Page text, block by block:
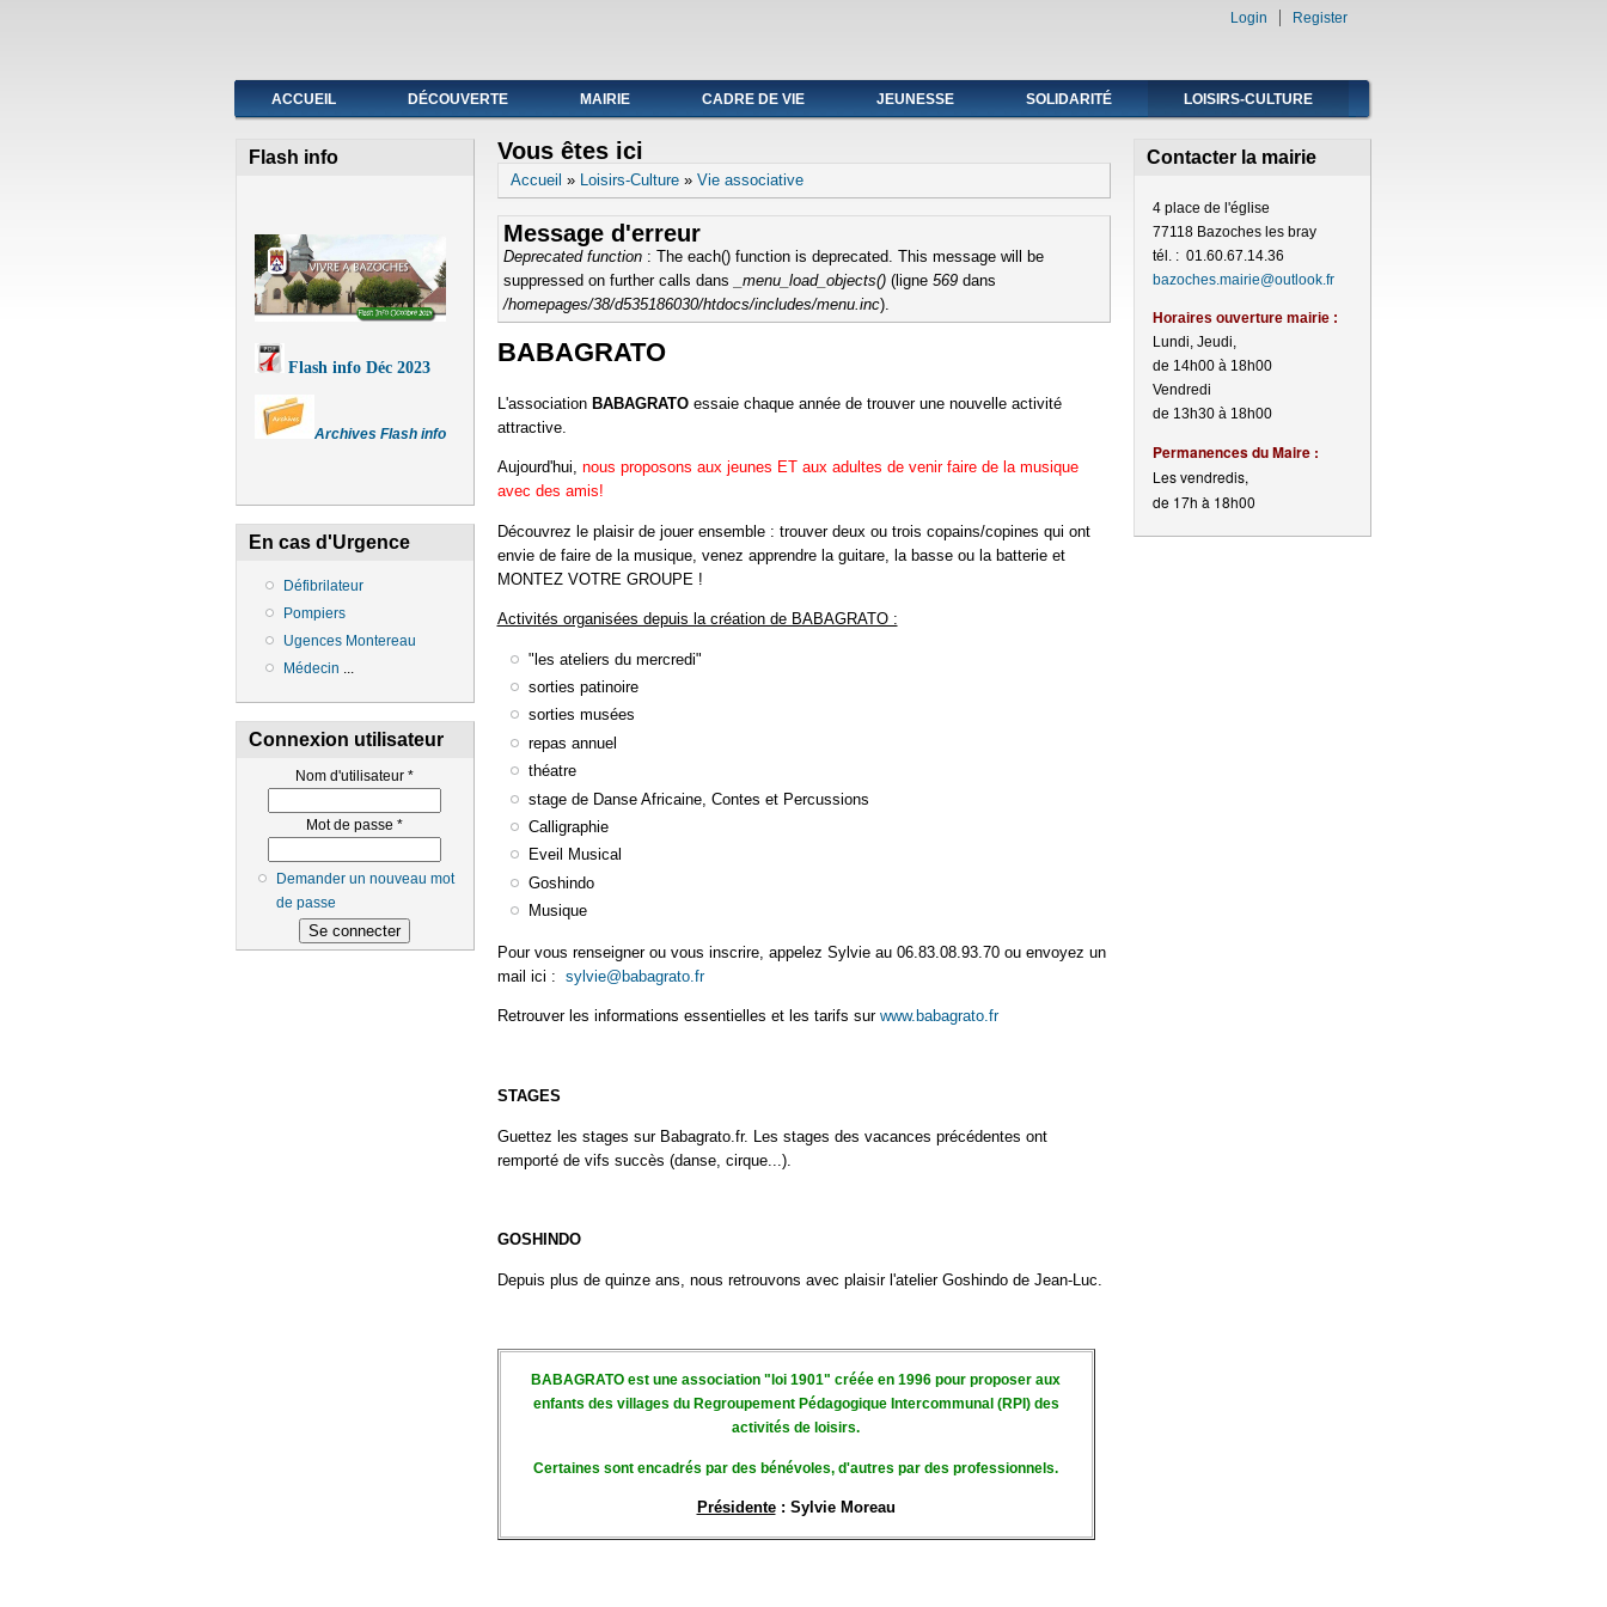
Login Register
Fermeture de l'agence postale du 19 au avril 2021
ACCUEIL DÉCOUVERTE MAIRIE CADRE DE VIE JEUNESSE SOLIDARITÉ LOISIRS-CULTURE
Flash info
Flash info Déc 2023
Archives Flash info
En cas d'Urgence
Défibrilateur
Pompiers
Ugences Montereau
Médecin ...
Connexion utilisateur
Nom d'utilisateur*
Mot de passe*
Demander un nouveau mot
de passe
Vous êtes ici
Accueil » Loisirs-Culture» Vie associative
Message d'erreur
Deprecated function: The each() function is deprecated. This message will be
suppressed on further calls dans
_menu_load_objects()(ligne 569dans
/homepages/38/d535186030/htdocs/includes/menu.inc).
BABAGRATO
L'association BABAGRATOessaie chaque année de trouver une nouvelle activité
attractive.
Aujourd'hui, nous proposons aux jeunes ET aux adultes de venir faire de la musique
avec des amis!
Découvrez le plaisir de jouer ensemble : trouver deux ou trois copains/copines qui ont
envie de faire de la musique, venez apprendre la guitare, la basse ou la batterie et
MONTEZ VOTRE GROUPE !
Activités organisées depuis la création de BABAGRATO :
"les ateliers du mercredi"
sorties patinoire
sorties musées
repas annuel
théatre
stage de Danse Africaine, Contes et Percussions
Calligraphie
Eveil Musical
Goshindo
Musique
Pour vous renseigner ou vous inscrire, appelez Sylvie au 06.83.08.93.70 ou envoyez un
mail ici : sylvie@babagrato.fr
Retrouver les informations essentielles et les tarifs sur www.babagrato.fr
STAGES
Guettez les stages sur Babagrato.fr. Les stages des vacances précédentes ont
remporté de vifs succès (danse, cirque...).
GOSHINDO
Depuis plus de quinze ans, nous retrouvons avec plaisir l'atelier Goshindo de Jean-Luc.
BABAGRATO est une association "loi 1901" créée en 1996 pour proposer aux
enfants des villages du Regroupement Pédagogique Intercommunal (RPI) des
activités de loisirs.
Certaines sont encadrés par des bénévoles, d'autres par des professionnels.
Présidente: Sylvie Moreau
Contacter la mairie
4 place de l'église
77118 Bazoches les bray
tél. : 01.60.67.14.36
bazoches.mairie@outlook.fr
Horaires ouverture mairie :
Lundi, Jeudi,
de 14h00 à 18h00
Vendredi
de 13h30 à 18h00
Permanences du Maire :
Les vendredis,
de 17h à 18h00